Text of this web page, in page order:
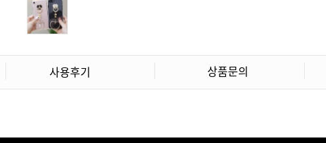
사용후기 상품문의